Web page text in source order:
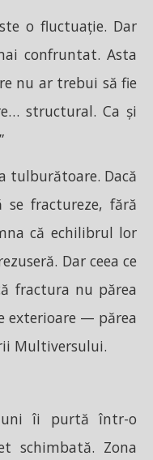
o fluctuație. Dar
confruntat. Asta
nu ar trebui să fie
structural. Ca și
tulburătoare. Dacă
se fractureze, fără
că echilibrul lor
Dar ceea ce
fractura nu părea
exterioare — părea
Multiversului.
îi purtă într-o
schimbată. Zona